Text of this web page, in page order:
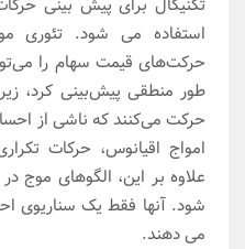
استفاده می شود. تئوری
حرکت‌های قیمت سهام را
طور منطقی پیش‌بینی کرد،
حرکت می‌کنند که ناشی از
امواج اقیانوس، حرکات
علاوه بر این، الگوهای موج
شود. آنها فقط یک سناریوی
می دهند.